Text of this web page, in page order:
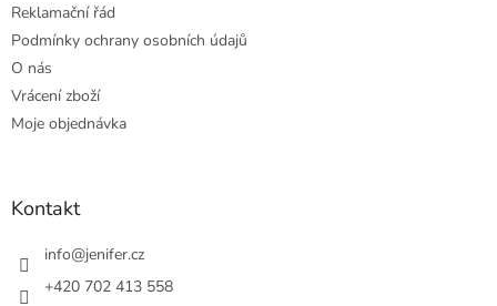
Reklamační řád
Podmínky ochrany osobních údajů
O nás
Vrácení zboží
Moje objednávka
Kontakt
info@jenifer.cz
+420 702 413 558